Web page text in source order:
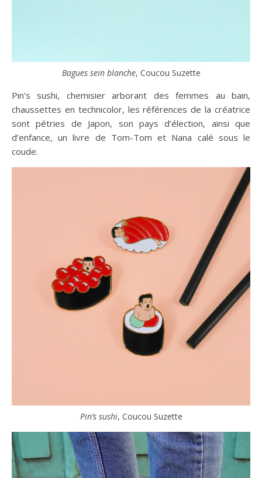
Bagues sein blanche, Coucou Suzette
Pin’s sushi, chemisier arborant des femmes au bain,
chaussettes en technicolor, les références de la créatrice
sont pétries de Japon, son pays d’élection, ainsi que
d’enfance, un livre de Tom-Tom et Nana calé sous le
coude.
Pin’s sushi, Coucou Suzette